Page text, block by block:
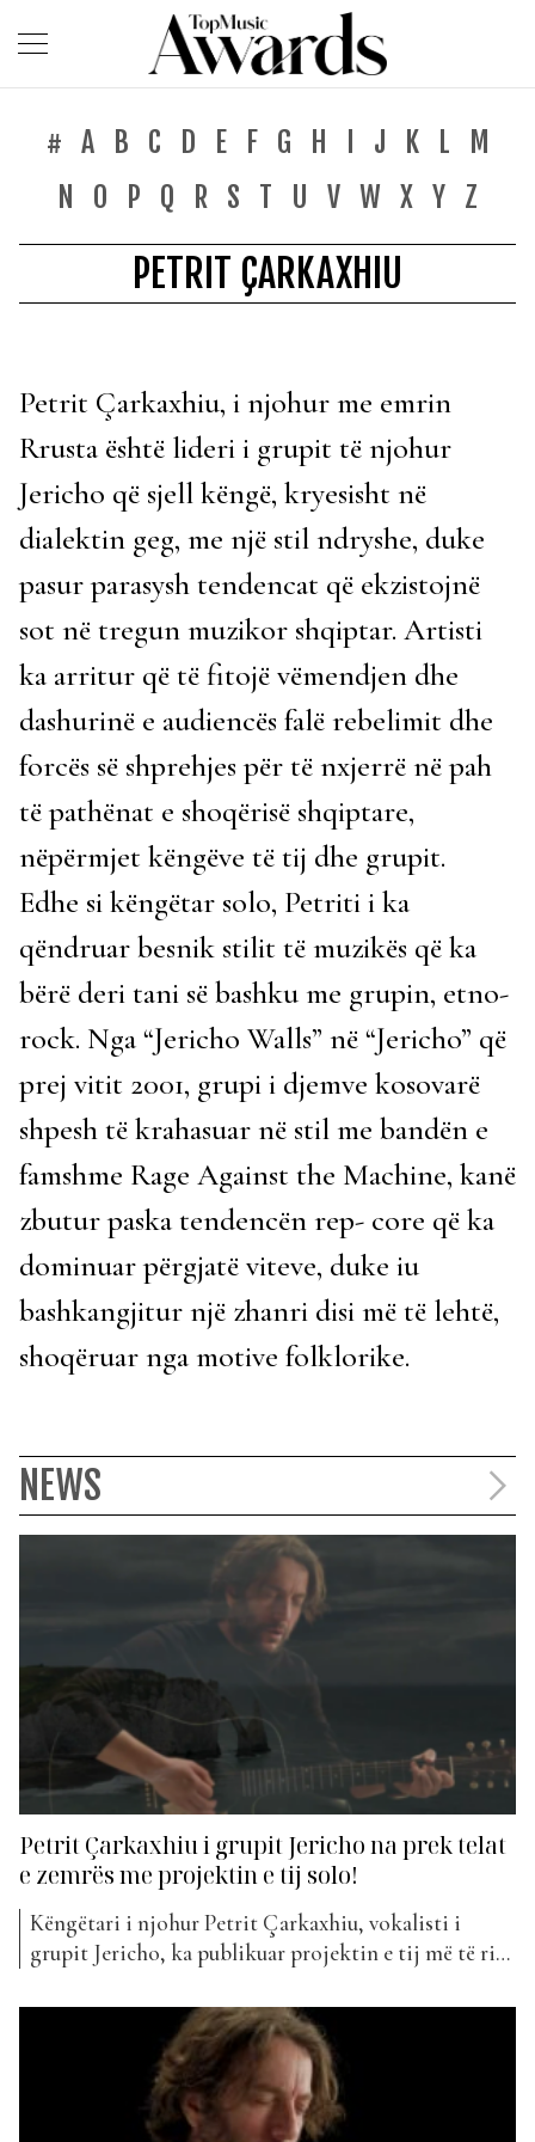
# A B C D E F G H J K L
M
N
O P Q R S T U V W X Y Z
PETRIT ÇARKAXHIU
Petrit Çarkaxhiu, i njohur me emrin
Rrusta është lideri i grupit të njohur
Jericho që sjell këngë, kryesisht në
dialektin geg, me një stil ndryshe, duke
pasur parasysh tendencat që ekzistojnë
sot në tregun muzikor shqiptar. Artisti
ka arritur që të fitojë vëmendjen dhe
dashurinë e audiencës falë rebelimit dhe
forcës së shprehjes për të nxjerrë në pah
të pathënat e shoqërisë shqiptare,
nëpërmjet këngëve të tij dhe grupit.
Edhe si këngëtar solo, Petriti i ka
qëndruar besnik stilit të muzikës që ka
bërë deri tani së bashku me grupin, etno-
rock. Nga “Jericho Walls” në “Jericho” që
prej vitit 2001, grupi i djemve kosovarë
shpesh të krahasuar në stil me bandën e
famshme Rage Against the Machine, kanë
zbutur paska tendencën rep- core që ka
dominuar përgjatë viteve, duke iu
bashkangjitur një zhanri disi më të lehtë,
shoqëruar nga motive folklorike.
NEWS
Petrit Çarkaxhiu i grupit Jericho na prek telat
e zemrës me projektin e tij solo!
Këngëtari i njohur Petrit Çarkaxhiu, vokalisti i
grupit Jericho, ka publikuar projektin e tij më të ri
Muzgu”. Ky projekt i tij solo, këtë herë jo me grupin
Jericho, është një nga hyrjet e reja të javës në “The
Top List”. Megjithatë,...